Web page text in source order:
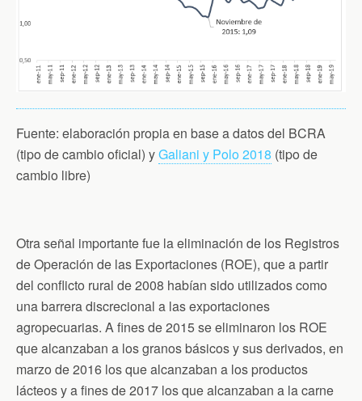
Fuente: elaboración propia en base a datos del BCRA
(tipo de cambio oficial) yGaliani y Polo 2018 (tipo de
cambio libre)
Otra señal importante fue la eliminación de los Registros
de Operación de las Exportaciones (ROE), que a partir
del conflicto rural de 2008 habían sido utilizados como
una barrera discrecional a las exportaciones
agropecuarias. A fines de 2015 se eliminaron los ROE
que alcanzaban a los granos básicos y sus derivados, en
marzo de 2016 los que alcanzaban a los productos
lácteos y a fines de 2017 los que alcanzaban a la carne